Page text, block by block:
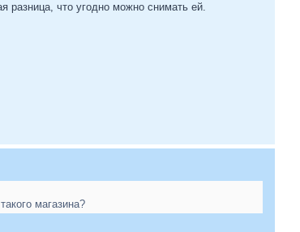
разница, что угодно можно снимать ей.
магазина?